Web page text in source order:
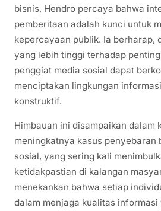
bisnis, Hendro percaya bahwa
pemberitaan adalah kunci untuk
kepercayaan publik. Ia berharap,
yang lebih tinggi terhadap
penggiat media sosial dapat
menciptakan lingkungan
konstruktif.
Himbauan ini disampaikan dalam
meningkatnya kasus penyebaran
sosial, yang sering kali
ketidakpastian di kalangan
menekankan bahwa setiap
dalam menjaga kualitas informasi